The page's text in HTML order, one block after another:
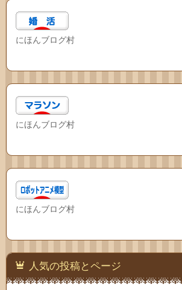
にほんブログ村
にほんブログ村
にほんブログ村
人気の投稿とページ